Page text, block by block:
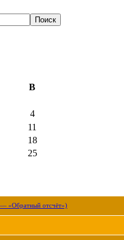
В
4
11
18
25
«Обратный отсчёт»)